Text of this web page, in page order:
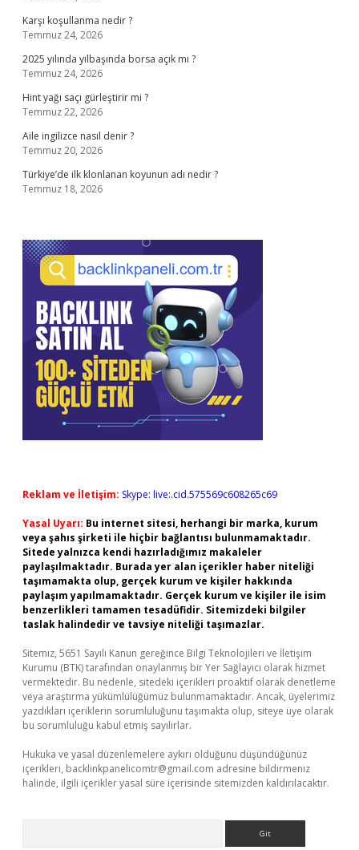
Karşı koşullanma nedir ?
Temmuz 24, 2026
2025 yılında yılbaşında borsa açık mı ?
Temmuz 24, 2026
Hint yağı saçı gürleştirir mi ?
Temmuz 22, 2026
Aile ingilizce nasıl denir ?
Temmuz 20, 2026
Türkiye’de ilk klonlanan koyunun adı nedir ?
Temmuz 18, 2026
Reklam ve İletişim: Skype: live:.cid.575569c608265c69
Yasal Uyarı: Bu internet sitesi, herhangi bir marka, kurum
veya şahıs şirketi ile hiçbir bağlantısı bulunmamaktadır.
Sitede yalnızca kendi hazırladığımız makaleler
paylaşılmaktadır. Burada yer alan içerikler haber niteliği
taşımamakta olup, gerçek kurum ve kişiler hakkında
paylaşım yapılmamaktadır. Gerçek kurum ve kişiler ile isim
benzerlikleri tamamen tesadüfidir. Sitemizdeki bilgiler
taslak halindedir ve tavsiye niteliği taşımazlar.
Sitemiz, 5651 Sayılı Kanun gereğince Bilgi Teknolojileri ve İletişim
Kurumu (BTK) tarafından onaylanmış bir Yer Sağlayıcı olarak hizmet
vermektedir. Bu nedenle, sitedeki içerikleri proaktif olarak denetleme
veya araştırma yükümlülüğümüz bulunmamaktadır. Ancak, üyelerimiz
yazdıkları içeriklerin sorumluluğunu taşımakta olup, siteye üye olarak
bu sorumluluğu kabul etmiş sayılırlar.
Hukuka ve yasal düzenlemelere aykırı olduğunu düşündüğünüz
içerikleri, backlinkpanelicomtr@gmail.com adresine bildirmeniz
halinde, ilgili içerikler yasal süre içerisinde sitemizden kaldırılacaktır.